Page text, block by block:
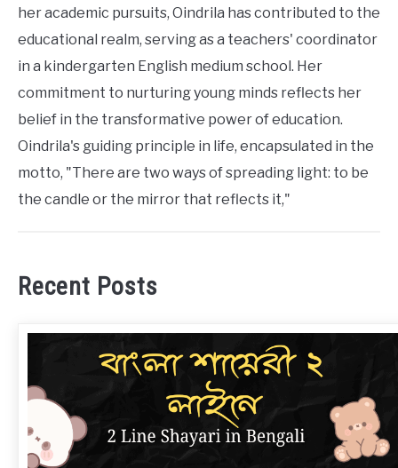
her academic pursuits, Oindrila has contributed to the
educational realm, serving as a teachers' coordinator
in a kindergarten English medium school. Her
commitment to nurturing young minds reflects her
belief in the transformative power of education.
Oindrila's guiding principle in life, encapsulated in the
motto, "There are two ways of spreading light: to be
the candle or the mirror that reflects it,"
Recent Posts